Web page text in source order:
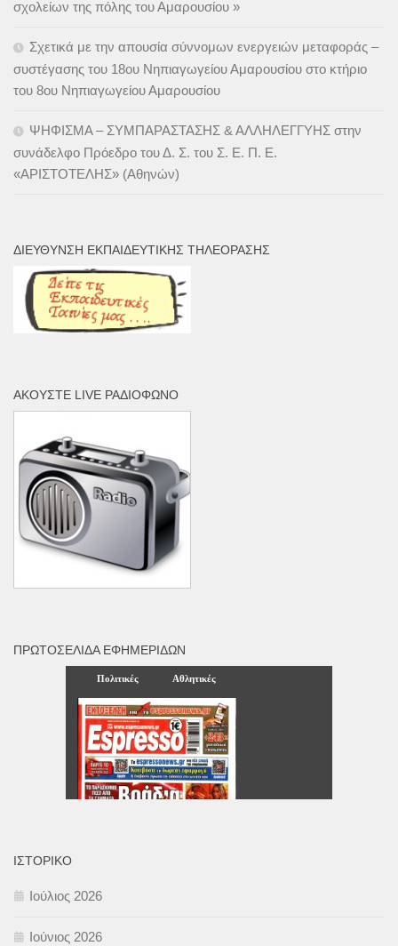
σχολείων της πόλης του Αμαρουσίου »
Σχετικά με την απουσία σύννομων ενεργειών μεταφοράς –
συστέγασης του 18ου Νηπιαγωγείου Αμαρουσίου στο κτήριο
του 8ου Νηπιαγωγείου Αμαρουσίου
ΨΗΦΙΣΜΑ – ΣΥΜΠΑΡΑΣΤΑΣΗΣ & ΑΛΛΗΛΕΓΓΥΗΣ στην
συνάδελφο Πρόεδρο του Δ. Σ. του Σ. Ε. Π. Ε.
«ΑΡΙΣΤΟΤΕΛΗΣ» (Αθηνών)
ΔΙΕΎΘΥΝΣΗ ΕΚΠΑΙΔΕΥΤΙΚΉΣ ΤΗΛΕΌΡΑΣΗΣ
ΑΚΟΎΣΤΕ LIVE ΡΑΔΙΌΦΩΝΟ
ΠΡΩΤΟΣΈΛΙΔΑ ΕΦΗΜΕΡΊΔΩΝ
ΙΣΤΟΡΙΚΌ
Ιούλιος 2026
Ιούνιος 2026